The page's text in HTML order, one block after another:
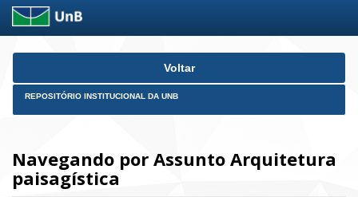
Skip
Voltar
REPOSITÓRIO INSTITUCIONAL DA UNB
Navegando por Assunto Arquitetura
paisagística